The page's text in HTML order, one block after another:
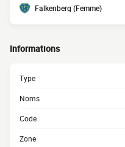
Falkenberg (Femme)
Informations
Type
Noms
Code
Zone